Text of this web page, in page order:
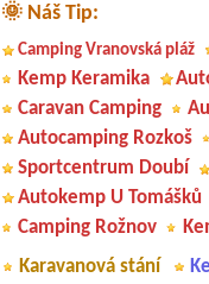
🌞 Náš Tip:
Camping Vranovská pláž
Kemp Keramika
Caravan Camping
Autocamping Rozkoš
Sportcentrum Doubí
Autokemp U Tomášků
Camping Rožnov
Karavanová stání